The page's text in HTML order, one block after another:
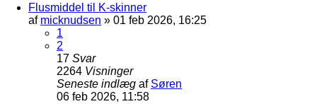
Flusmiddel til K-skinner
af micknudsen » 01 feb 2026, 16:25
1
2
17 Svar
2264 Visninger
Seneste indlæg af Søren
06 feb 2026, 11:58